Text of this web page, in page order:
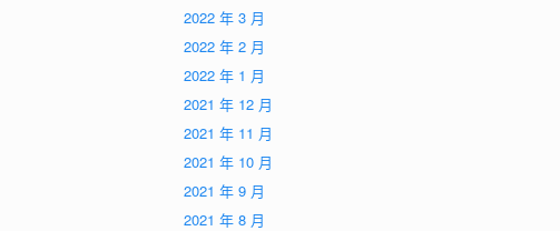
2022 年 3 月
2022 年 2 月
2022 年 1 月
2021 年 12 月
2021 年 11 月
2021 年 10 月
2021 年 9 月
2021 年 8 月